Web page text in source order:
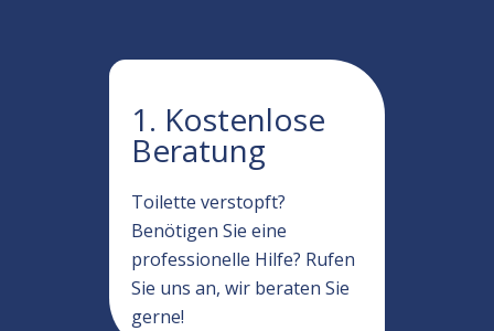
1. Kostenlose
Beratung
Toilette verstopft?
Benötigen Sie eine
professionelle Hilfe? Rufen
Sie uns an, wir beraten Sie
gerne!